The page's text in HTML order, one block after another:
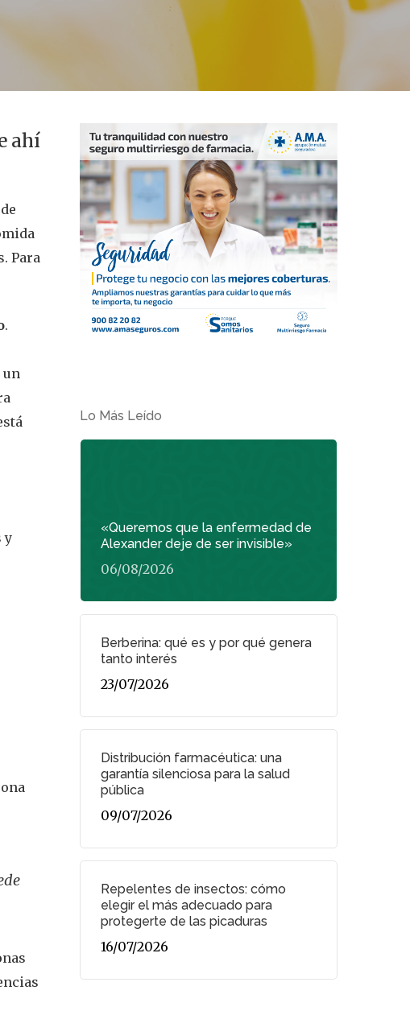
ahí
Para
.
un
y
Lo Más Leído
«Queremos que la enfermedad de
Alexander deje de ser invisible»
06/08/2026
Berberina: qué es y por qué genera
tanto interés
23/07/2026
Distribución farmacéutica: una
garantía silenciosa para la salud
pública
09/07/2026
Repelentes de insectos: cómo
elegir el más adecuado para
protegerte de las picaduras
16/07/2026